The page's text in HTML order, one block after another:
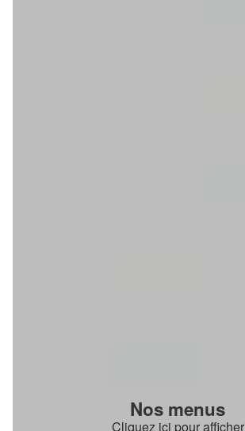
Nos menus
Cliquez ici pour afficher